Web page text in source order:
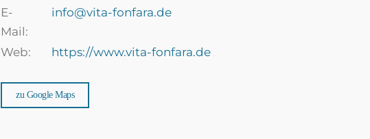
E-
Mail:
info@vita-fonfara.de
Web: https://www.vita-fonfara.de
zu Google Maps